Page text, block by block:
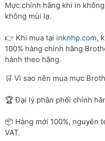
Mực chính hãng khi in
không mùi lạ.
👉 Khi mua tại inknhp.com,
100% hàng chính hãng
hành theo hãng.
🛒 Vì sao nên mua mực
🏆 Đại lý phân phối chính
📦 Hàng mới 100%, nguyên
VAT.